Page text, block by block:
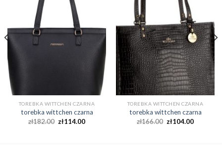
TOREBKA WITTCHEN CZARNA
torebka wittchen czarna
zł182.00 zł114.00
TOREBKA WITTCHEN CZARNA
torebka wittchen czarna
zł166.00 zł104.00